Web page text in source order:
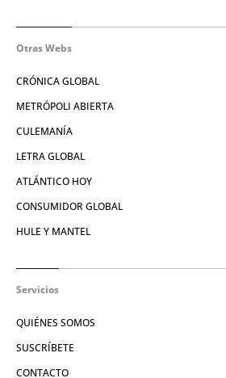
Otras Webs
CRÓNICA GLOBAL
METRÓPOLI ABIERTA
CULEMANÍA
LETRA GLOBAL
ATLÁNTICO HOY
CONSUMIDOR GLOBAL
HULE Y MANTEL
Servicios
QUIÉNES SOMOS
SUSCRÍBETE
CONTACTO